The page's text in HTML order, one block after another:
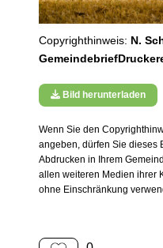
Copyrighthinweis: N.
Bild herunterladen
Wenn Sie den
angeben, dürfen Sie dieses
Abdrucken in Ihrem
allen weiteren Medien ihrer
ohne Einschränkung